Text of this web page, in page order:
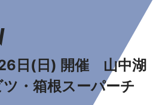
26日(日) 開催 山中湖
・箱根スーパーチ